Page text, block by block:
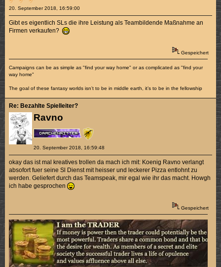
20. September 2018, 16:59:00
Gibt es eigentlich SLs die ihre Leistung als Teambildende Maßnahme an
Firmen verkaufen?
Gespeichert
Campaigns can be as simple as "find your way home" or as complicated as "find your
way home"
The goal of these fantasy worlds isn’t to be in middle earth, it’s to be in the fellowship
Ravno
20. September 2018, 16:59:48
Re: Bezahlte Spielleiter?
okay das ist mal kreatives trollen da mach ich mit: Koenig Ravno verlangt
absofort fuer seine Sl Dienst mit heisser und leckerer Pizza entlohnt zu
werden. Geliefert durch das Teamspeak, mir egal wie ihr das macht. Howgh
ich habe gesprochen
Gespeichert